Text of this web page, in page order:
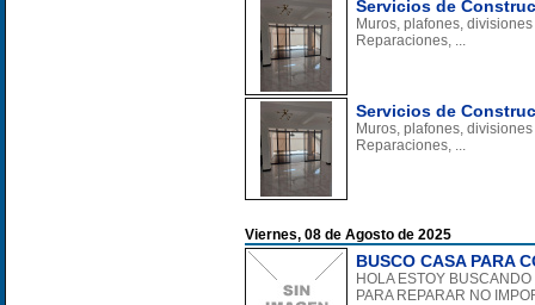
Servicios de
Muros, plafones,
Reparaciones, ...
Servicios de
Muros, plafones,
Reparaciones, ...
Viernes, 08 de Agosto de 2025
BUSCO CASA PARA
HOLA ESTOY
PARA REPARAR NO